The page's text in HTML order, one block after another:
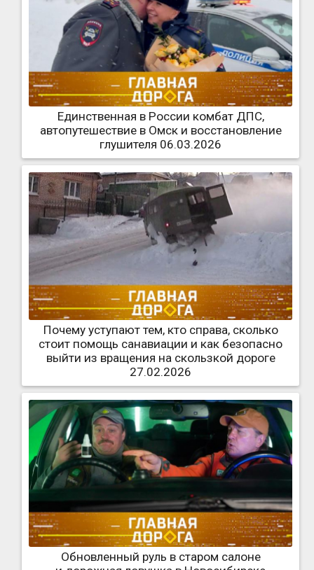
Единственная в России комбат ДПС,
автопутешествие в Омск и восстановление
глушителя 06.03.2026
Почему уступают тем, кто справа, сколько
стоит помощь санавиации и как безопасно
выйти из вращения на скользкой дороге
27.02.2026
Обновленный руль в старом салоне